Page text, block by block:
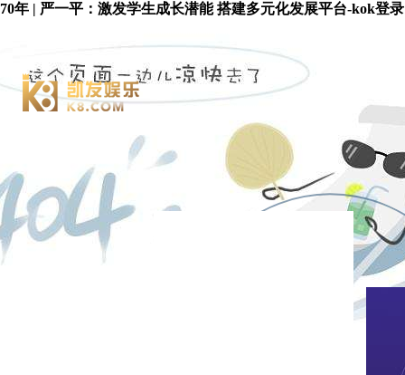
70年 | 严一平：激发学生成长潜能 搭建多元化发展平台-kok登录